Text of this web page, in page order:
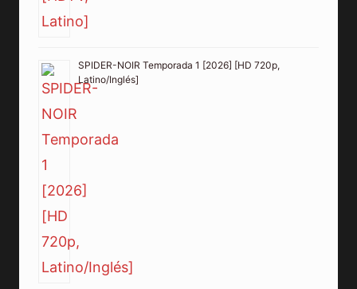
SPIDER-NOIR Temporada 1 [2026] [HD 720p,
Latino/Inglés]